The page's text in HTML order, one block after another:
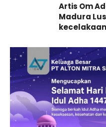
Artis Om
Madura